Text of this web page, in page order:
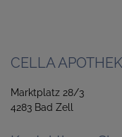
CELLA
Marktplatz 28/3
4283 Bad Zell